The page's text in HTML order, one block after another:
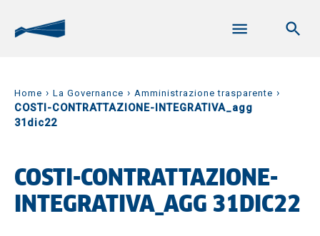
Home › La Governance › Amministrazione trasparente ›
COSTI-CONTRATTAZIONE-INTEGRATIVA_agg
31dic22
COSTI-CONTRATTAZIONE-
INTEGRATIVA_AGG 31DIC22